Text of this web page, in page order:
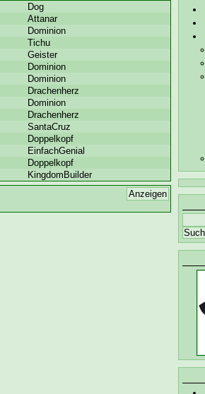
Dog
Attanar
Dominion
Tichu
Geister
Dominion
Dominion
Drachenherz
Dominion
Drachenherz
SantaCruz
Doppelkopf
EinfachGenial
Doppelkopf
KingdomBuilder